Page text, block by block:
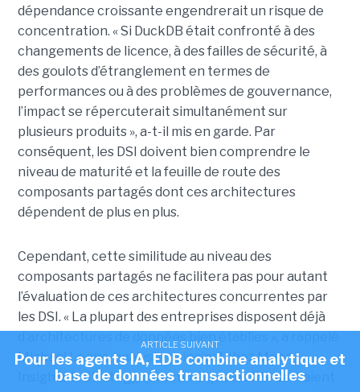
dépendance croissante engendrerait un risque de
concentration. « Si DuckDB était confronté à des
changements de licence, à des failles de sécurité, à
des goulots d’étranglement en termes de
performances ou à des problèmes de gouvernance,
l’impact se répercuterait simultanément sur
plusieurs produits », a-t-il mis en garde. Par
conséquent, les DSI doivent bien comprendre le
niveau de maturité et la feuille de route des
composants partagés dont ces architectures
dépendent de plus en plus.
Cependant, cette similitude au niveau des
composants partagés ne facilitera pas pour autant
l’évaluation de ces architectures concurrentes par
les DSI. « La plupart des entreprises disposent déjà
Michael Leone, analyste principal chez Moor
Insights & Strategy, qui estime que les DSI devraient
ARTICLE SUIVANT
Pour les agents IA, EDB combine analytique et
base de données transactionnelles